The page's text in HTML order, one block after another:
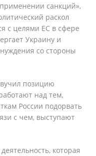
санкций»,
раскол
с целями ЕС в сфере
Украину и
со стороны
позицию
над тем,
России подорвать
с чем, выступают
которая